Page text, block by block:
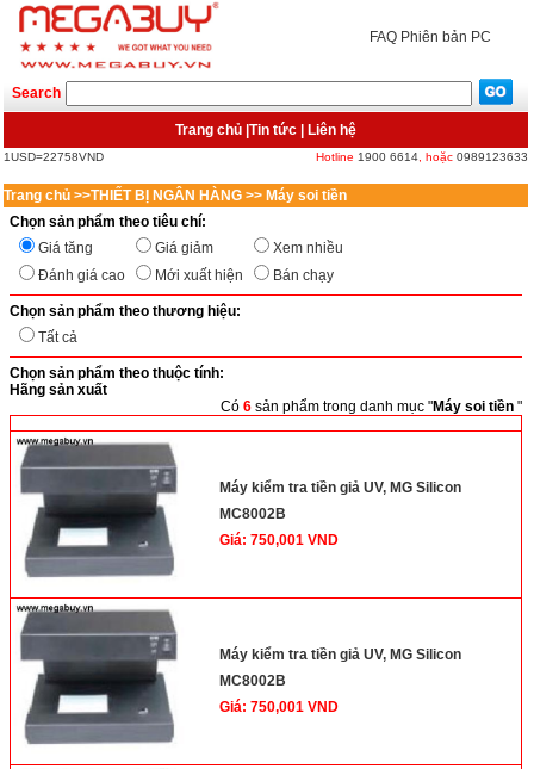
FAQ Phiên bản PC
Search
Trang chủ Tin tức Liên hệ
1USD=22758VND Hotline 1900 6614 , hoặc 0989123633
Trang chủ >>THIẾT BỊ NGÂN HÀNG >> Máy soi tiền
Chọn sản phẩm theo tiêu chí:
Giá tăng
Giá giảm
Xem nhiều
Đánh giá cao
Mới xuất hiện Bán chạy
Chọn sản phẩm theo thương hiệu:
Tất cả
Chọn sản phẩm theo thuộc tính:
Hãng sản xuất
Có 6 sản phẩm trong danh mục "Máy soi tiền "
Máy kiểm tra tiền giả UV, MG Silicon
MC8002B
Giá: 750,001 VND
Máy kiểm tra tiền giả UV, MG Silicon
MC8002B
Giá: 750,001 VND